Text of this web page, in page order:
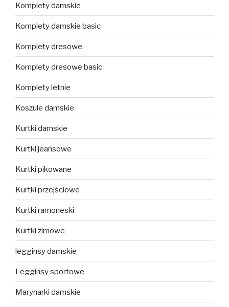
Komplety damskie
Komplety damskie basic
Komplety dresowe
Komplety dresowe basic
Komplety letnie
Koszule damskie
Kurtki damskie
Kurtki jeansowe
Kurtki pikowane
Kurtki przejściowe
Kurtki ramoneski
Kurtki zimowe
legginsy damskie
Legginsy sportowe
Marynarki damskie